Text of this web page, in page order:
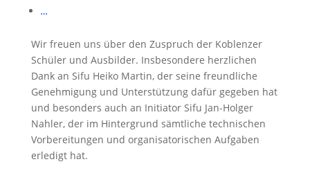
…
Wir freuen uns über den Zuspruch der Koblenzer
Schüler und Ausbilder. Insbesondere herzlichen
Dank an Sifu Heiko Martin, der seine freundliche
Genehmigung und Unterstützung dafür gegeben hat
und besonders auch an Initiator Sifu Jan-Holger
Nahler, der im Hintergrund sämtliche technischen
Vorbereitungen und organisatorischen Aufgaben
erledigt hat.